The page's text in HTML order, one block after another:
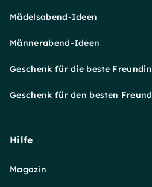
Mädelsabend-Ideen
Männerabend-Ideen
Geschenk für die beste Freundin
Geschenk für den besten Freund
Hilfe
Magazin